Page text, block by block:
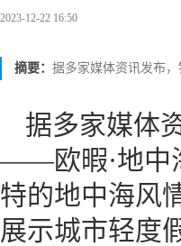
2023-12-22 16:50
摘要： 据多家媒体资讯发布
据多家媒体
——欧暇·地中
特的地中海风
展示城市轻度